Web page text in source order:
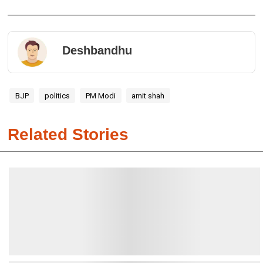
Deshbandhu
BJP politics PM Modi amit shah
Related Stories